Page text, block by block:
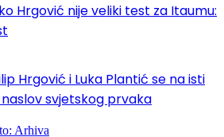
Hrgović nije veliki test za Itaumu:
Hrgović i Luka Plantić se na isti
svjetskog prvaka